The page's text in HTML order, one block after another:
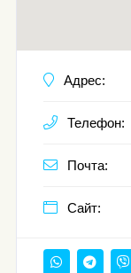
Адрес:
Телефон:
Почта:
Сайт: